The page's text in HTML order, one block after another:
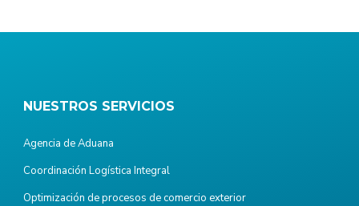
NUESTROS SERVICIOS
Agencia de Aduana
Coordinación Logística Integral
Optimización de procesos de comercio exterior